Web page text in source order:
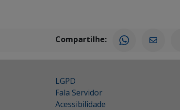
Compartilhe:
LGPD
Fala Servidor
Acessibilidade